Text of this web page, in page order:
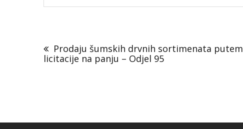
objava
Prodaju šumskih drvnih sortimenata putem
licitacije na panju – Odjel 95